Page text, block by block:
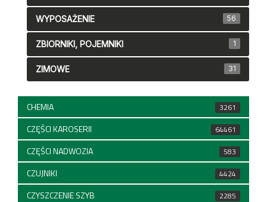
WYPOSAŻENIE 56
ZBIORNIKI, POJEMNIKI 1
ZIMOWE 31
CHEMIA 3261
CZĘŚCI KAROSERII 64461
CZĘŚCI NADWOZIA 583
CZUJNIKI 4424
CZYSZCZENIE SZYB 2285